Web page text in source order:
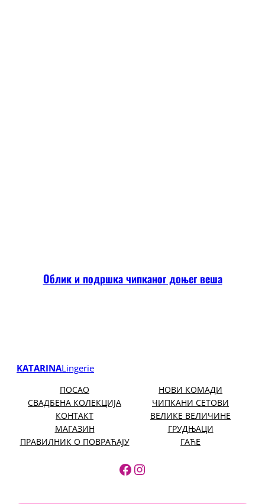
Облик и подршка чипканог доњег веша
KATARINALingerie
ПОСАО
СВАДБЕНА КОЛЕКЦИЈА
КОНТАКТ
МАГАЗИН
ПРАВИЛНИК О ПОВРАЋАЈУ
НОВИ КОМАДИ
ЧИПКАНИ СЕТОВИ
ВЕЛИКЕ ВЕЛИЧИНЕ
ГРУДЊАЦИ
ГАЋЕ
https://
https://